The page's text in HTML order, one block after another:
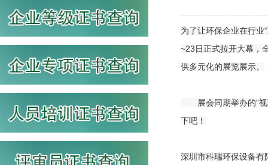
为了让环保企业在行
~23日正式拉开大幕，
供多元化的展览展示。
展会同期举办的“视
下吧！
深圳市科瑞环保设备